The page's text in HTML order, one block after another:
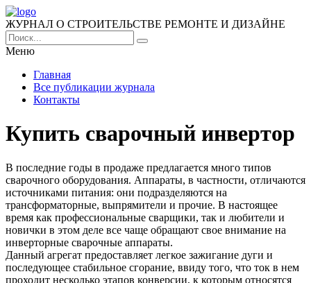
ЖУРНАЛ О СТРОИТЕЛЬСТВЕ РЕМОНТЕ И ДИЗАЙНЕ
Меню
Главная
Все публикации журнала
Контакты
Купить сварочный инвертор
В последние годы в продаже предлагается много типов
сварочного оборудования. Аппараты, в частности, отличаются
источниками питания: они подразделяются на
трансформаторные, выпрямители и прочие. В настоящее
время как профессиональные сварщики, так и любители и
новички в этом деле все чаще обращают свое внимание на
инверторные сварочные аппараты.
Данный агрегат предоставляет легкое зажигание дуги и
последующее стабильное сгорание, ввиду того, что ток в нем
проходит несколько этапов конверсии, к которым относятся